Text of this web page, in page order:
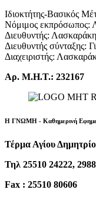
Ιδιοκτήτης-Βασικός
Νόμιμος εκπρόσωπος:
Διευθυντής:
Διευθυντής σύνταξης:
Διαχειριστής:
Αρ. Μ.Η.Τ.: 232167
Η ΓΝΩΜΗ - Καθημερινή
Τέρμα Αγίου
Τηλ 25510 24222,
Fax : 25510 80606